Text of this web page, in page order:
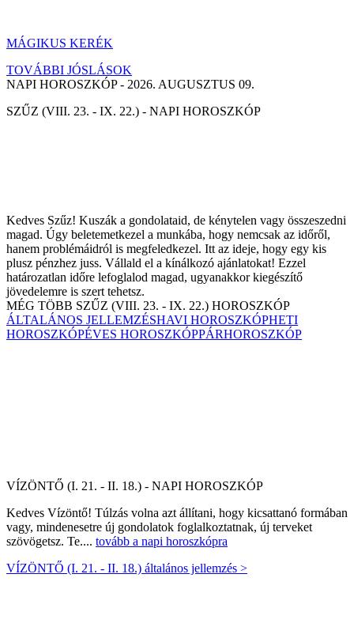
MÁGIKUS KERÉK
TOVÁBBI JÓSLÁSOK
NAPI HOROSZKÓP - 2026. AUGUSZTUS 09.
SZŰZ (VIII. 23. - IX. 22.) - NAPI HOROSZKÓP
Kedves Szűz! Kuszák a gondolataid, de kénytelen vagy összeszedni
magad. Úgy beletemetkezel a munkába, hogy nemcsak az időről,
hanem problémáidról is megfeledkezel. Itt az ideje, hogy egy kis
plusz pénzhez juss. Vállald el a kínálkozó ajánlatokat! Ezzel
határozatlan időre lefoglalod magad, ugyanakkor kiegészítő
jövedelemre is szert tehetsz.
MÉG TÖBB SZŰZ (VIII. 23. - IX. 22.) HOROSZKÓP
ÁLTALÁNOS JELLEMZÉSHAVI HOROSZKÓPHETI
HOROSZKÓPÉVES HOROSZKÓPPÁRHOROSZKÓP
VÍZÖNTŐ (I. 21. - II. 18.) - NAPI HOROSZKÓP
Kedves Vízöntő! Túlzás volna azt állítani, hogy kicsattanó formában
vagy, mindenesetre új gondolatok foglalkoztatnak, új terveket
szövögetsz. Te.... tovább a napi horoszkópra
VÍZÖNTŐ (I. 21. - II. 18.) általános jellemzés >